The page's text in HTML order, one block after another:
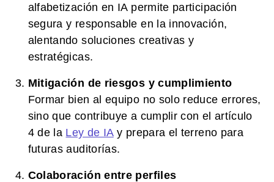
alfabetización en IA permite participación
segura y responsable en la innovación,
alentando soluciones creativas y
estratégicas.
Mitigación de riesgos y cumplimiento
Formar bien al equipo no solo reduce errores,
sino que contribuye a cumplir con el artículo
4 de la Ley de IAy prepara el terreno para
futuras auditorías.
Colaboración entre perfiles